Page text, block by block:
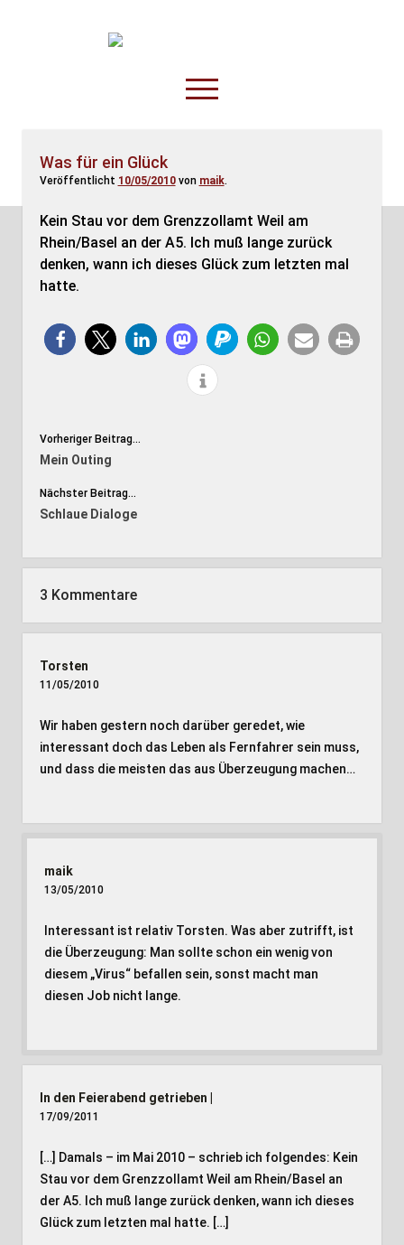
TruckOnline.de
open
menu
Anderswo
Spesenliste
Fahrer
Disposition
Was für ein Glück
Veröffentlicht 10/05/2010von maik.
Kein Stau vor dem Grenzzollamt Weil am
Rhein/Basel an der A5. Ich muß lange zurück
denken, wann ich dieses Glück zum letzten mal
hatte.
Vorheriger Beitrag...
Mein Outing
Nächster Beitrag...
Schlaue Dialoge
3 Kommentare
Torsten
11/05/2010
Wir haben gestern noch darüber geredet, wie
interessant doch das Leben als Fernfahrer sein muss,
und dass die meisten das aus Überzeugung machen…
maik
13/05/2010
Interessant ist relativ Torsten. Was aber zutrifft, ist
die Überzeugung: Man sollte schon ein wenig von
diesem „Virus“ befallen sein, sonst macht man
diesen Job nicht lange.
In den Feierabend getrieben |
17/09/2011
[…] Damals – im Mai 2010 – schrieb ich folgendes: Kein
Stau vor dem Grenzzollamt Weil am Rhein/Basel an
der A5. Ich muß lange zurück denken, wann ich dieses
Glück zum letzten mal hatte. […]